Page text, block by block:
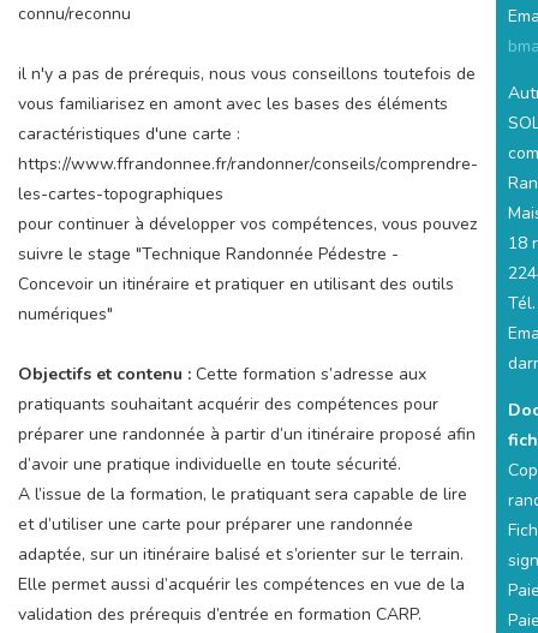
connu/reconnu
il n'y a pas de prérequis, nous vous conseillons toutefois de
vous familiarisez en amont avec les bases des éléments
caractéristiques d'une carte :
https://www.ffrandonnee.fr/randonner/conseils/comprendre-
les-cartes-topographiques
pour continuer à développer vos compétences, vous pouvez
suivre le stage "Technique Randonnée Pédestre -
Concevoir un itinéraire et pratiquer en utilisant des outils
numériques"
Objectifs et contenu : Cette formation s’adresse aux
pratiquants souhaitant acquérir des compétences pour
préparer une randonnée à partir d’un itinéraire proposé afin
d’avoir une pratique individuelle en toute sécurité.
A l’issue de la formation, le pratiquant sera capable de lire
et d’utiliser une carte pour préparer une randonnée
adaptée, sur un itinéraire balisé et s’orienter sur le terrain.
Elle permet aussi d’acquérir les compétences en vue de la
validation des prérequis d’entrée en formation CARP.
18